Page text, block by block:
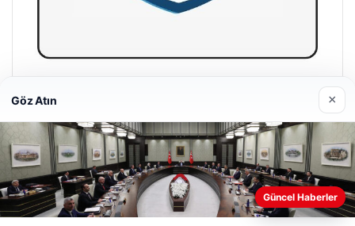
Hastaş Beton
Web sitemizi nasıl kullandığınızı daha iyi anlayabilmek,
Göz Atın ×
Güncel Haberler